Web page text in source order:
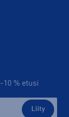
% etusi
Liity